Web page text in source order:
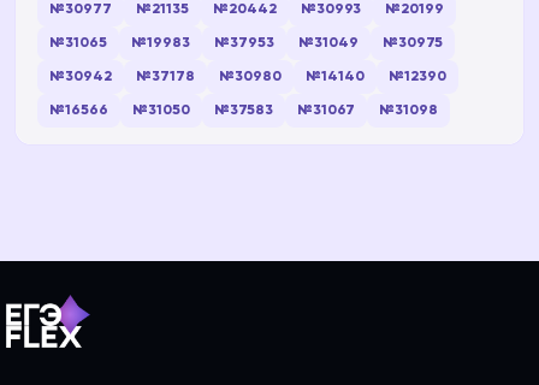
№30977 №21135 №20442 №30993 №20199
№31065 №19983 №37953 №31049 №30975
№30942 №37178 №30980 №14140 №12390
№16566 №31050 №37583 №31067 №31098